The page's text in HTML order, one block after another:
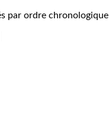
par ordre chronologique